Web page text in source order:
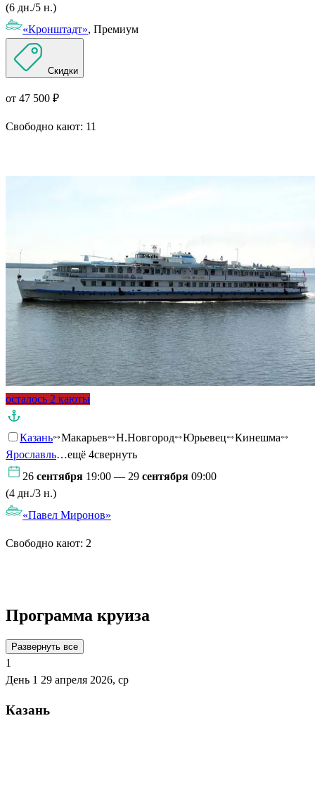
(6 дн./5 н.)
«Кронштадт», Премиум
Скидки
от 47 500 ₽
Свободно кают: 11
осталось 2 каюты
Казань Макарьев Н.Новгород Юрьевец
Кинешма
Ярославль…ещё 4свернуть
26 сентября 19:00 — 29 сентября 09:00
(4 дн./3 н.)
«Павел Миронов»
Свободно кают: 2
Программа круиза
Развернуть все
1
День 1 29 апреля 2026, ср
Казань